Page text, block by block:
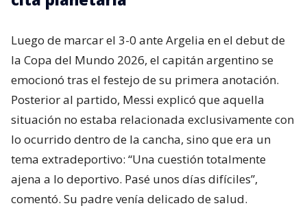
Luego de marcar el 3-0 ante Argelia en el debut de
la Copa del Mundo 2026, el capitán argentino se
emocionó tras el festejo de su primera anotación.
Posterior al partido, Messi explicó que aquella
situación no estaba relacionada exclusivamente con
lo ocurrido dentro de la cancha, sino que era un
tema extradeportivo: “Una cuestión totalmente
ajena a lo deportivo. Pasé unos días difíciles”,
comentó. Su padre venía delicado de salud.